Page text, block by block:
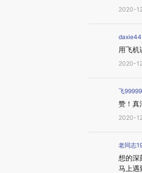
2020-
daxie44
用飞机
2020-
飞99999
赞！真
2020-
老同志
想的深
马上遇